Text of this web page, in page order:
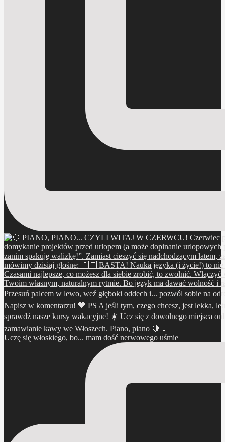
Uczę się włoskiego, bo... mam dość nerwowego uśmie